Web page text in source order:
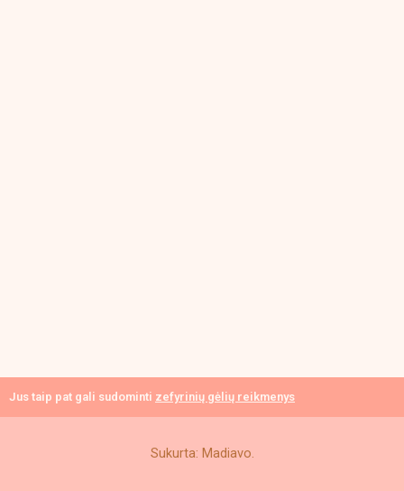
Jus taip pat gali sudominti zefyrinių gėlių reikmenys
Sukurta: Madiavo.